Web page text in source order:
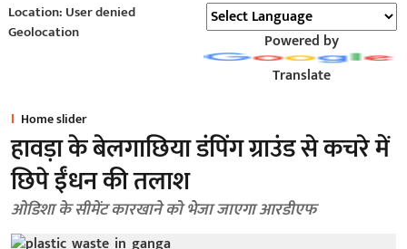
Location: User denied
Geolocation
Powered by
Translate
Home slider
हावड़ा के बेलगाछिया डंपिंग ग्राउंड से कचरे में
छिपे ईंधन की तलाश
ओडिशा के सीमेंट कारखाने को भेजा जाएगा आरडीएफ